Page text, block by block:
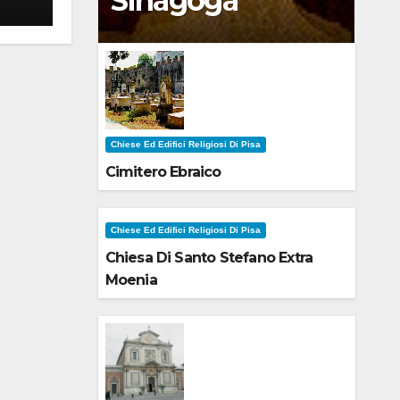
Chiese Ed Edifici Religiosi Di Pisa
Cimitero Ebraico
Chiese Ed Edifici Religiosi Di Pisa
Chiesa Di Santo Stefano Extra
Moenia